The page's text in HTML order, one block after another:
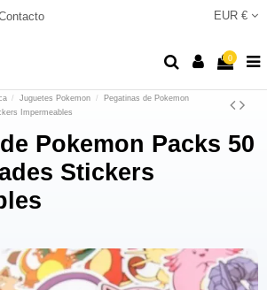
EUR €
0
Juguetes Pokemon
Pegatinas de Pokemon
Impermeables
Pokemon Packs 50
Stickers